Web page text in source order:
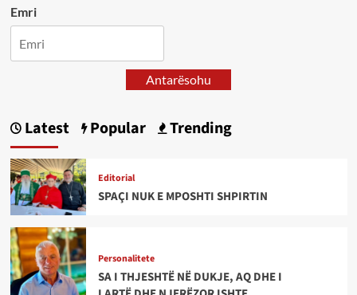
Emri
Antarësohu
Latest Popular Trending
Editorial
SPAÇI NUK E MPOSHTI SHPIRTIN
Personalitete
SA I THJESHTË NË DUKJE, AQ DHE I